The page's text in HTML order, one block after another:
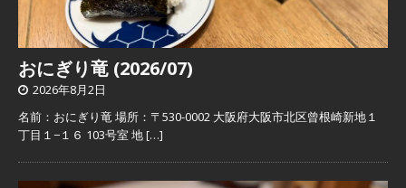
おにぎり竜 (2026/07)
2026年8月2日
名前：おにぎり竜 場所：〒530-0002 大阪府大阪市北区曾根崎新地１
丁目１−１６ 103号室 地[…]